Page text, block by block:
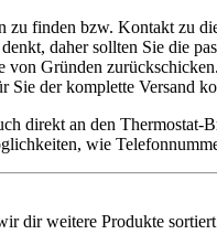
zu finden bzw. Kontakt zu
daher sollten Sie die
Gründen
der komplette Versand
direkt an den
wie
dir weitere Produkte